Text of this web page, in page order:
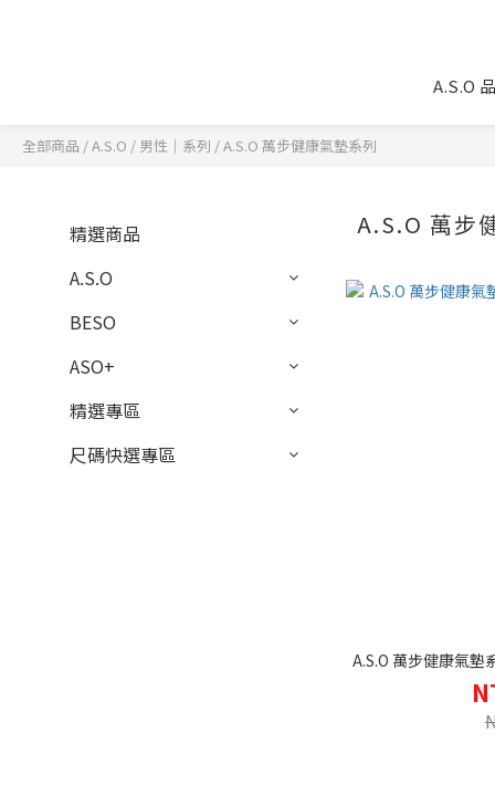
A.S.O
全部商品 /A.S.O / 男性｜系列 /A.S.O 萬步健康氣墊系列
精選商品
A.S.O
BESO
ASO+
精選專區
尺碼快選專區
A.S.O 萬步
A.S.O 萬步健康氣